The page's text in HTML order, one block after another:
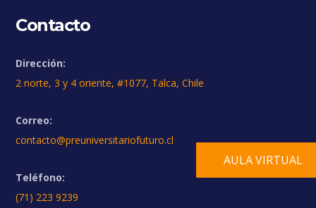
Contacto
Dirección:
2 norte, 3 y 4 oriente, #1077, Talca, Chile
Correo:
contacto@preuniversitariofuturo.cl
Teléfono:
(71) 223 9239
AULA VIRTUAL